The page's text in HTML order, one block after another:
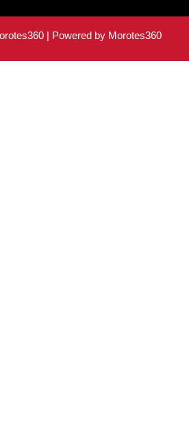
| Powered by Morotes360